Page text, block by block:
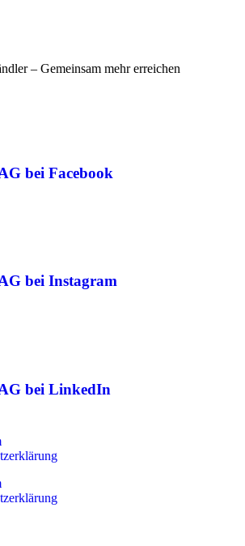
– Gemeinsam mehr erreichen
bei Facebook
bei Instagram
bei LinkedIn